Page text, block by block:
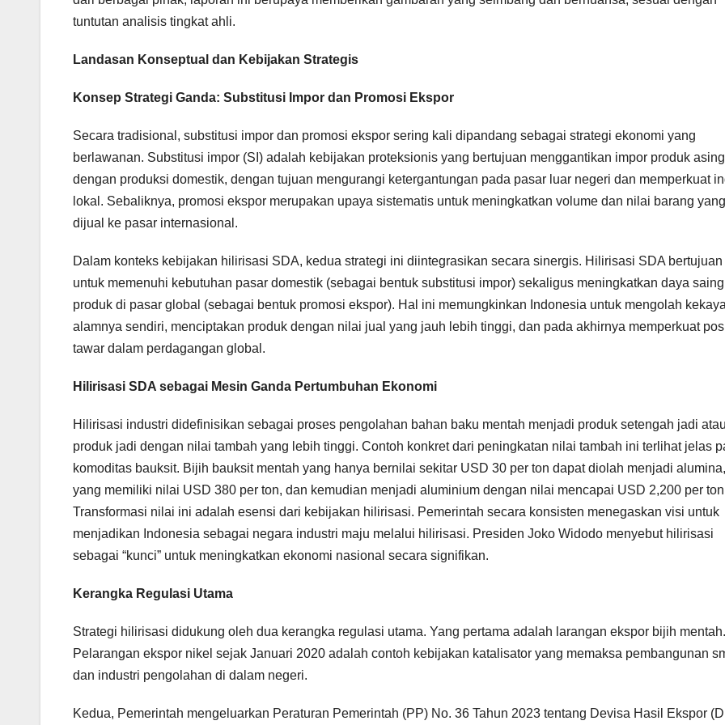
tuntutan analisis tingkat ahli.
Landasan Konseptual dan Kebijakan Strategis
Konsep Strategi Ganda: Substitusi Impor dan Promosi Ekspor
Secara tradisional, substitusi impor dan promosi ekspor sering kali dipandang sebagai strategi ekonomi yang
berlawanan. Substitusi impor (SI) adalah kebijakan proteksionis yang bertujuan menggantikan impor produk asing
dengan produksi domestik, dengan tujuan mengurangi ketergantungan pada pasar luar negeri dan memperkuat
lokal. Sebaliknya, promosi ekspor merupakan upaya sistematis untuk meningkatkan volume dan nilai barang yang
dijual ke pasar internasional.
Dalam konteks kebijakan hilirisasi SDA, kedua strategi ini diintegrasikan secara sinergis. Hilirisasi SDA bertujuan
untuk memenuhi kebutuhan pasar domestik (sebagai bentuk substitusi impor) sekaligus meningkatkan daya saing
produk di pasar global (sebagai bentuk promosi ekspor). Hal ini memungkinkan Indonesia untuk mengolah
alamnya sendiri, menciptakan produk dengan nilai jual yang jauh lebih tinggi, dan pada akhirnya memperkuat
tawar dalam perdagangan global.
Hilirisasi SDA sebagai Mesin Ganda Pertumbuhan Ekonomi
Hilirisasi industri didefinisikan sebagai proses pengolahan bahan baku mentah menjadi produk setengah jadi atau
produk jadi dengan nilai tambah yang lebih tinggi. Contoh konkret dari peningkatan nilai tambah ini terlihat jelas
komoditas bauksit. Bijih bauksit mentah yang hanya bernilai sekitar USD 30 per ton dapat diolah menjadi alumina,
yang memiliki nilai USD 380 per ton, dan kemudian menjadi aluminium dengan nilai mencapai USD 2,200 per
Transformasi nilai ini adalah esensi dari kebijakan hilirisasi. Pemerintah secara konsisten menegaskan visi untuk
menjadikan Indonesia sebagai negara industri maju melalui hilirisasi. Presiden Joko Widodo menyebut hilirisasi
sebagai “kunci” untuk meningkatkan ekonomi nasional secara signifikan.
Kerangka Regulasi Utama
Strategi hilirisasi didukung oleh dua kerangka regulasi utama. Yang pertama adalah larangan ekspor bijih mentah.
Pelarangan ekspor nikel sejak Januari 2020 adalah contoh kebijakan katalisator yang memaksa pembangunan
dan industri pengolahan di dalam negeri.
Kedua, Pemerintah mengeluarkan Peraturan Pemerintah (PP) No. 36 Tahun 2023 tentang Devisa Hasil Ekspor